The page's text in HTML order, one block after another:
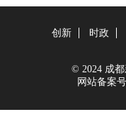
创新 时政
© 2024 成都
网站备案